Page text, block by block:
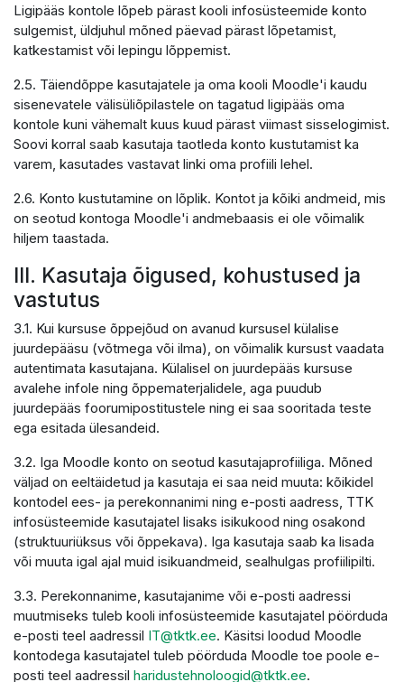
Ligipääs kontole lõpeb pärast kooli infosüsteemide konto
sulgemist, üldjuhul mõned päevad pärast lõpetamist,
katkestamist või lepingu lõppemist.
2.5. Täiendõppe kasutajatele ja oma kooli Moodle'i kaudu
sisenevatele välisüliõpilastele on tagatud ligipääs oma
kontole kuni vähemalt kuus kuud pärast viimast sisselogimist.
Soovi korral saab kasutaja taotleda konto kustutamist ka
varem, kasutades vastavat linki oma profiili lehel.
2.6. Konto kustutamine on lõplik. Kontot ja kõiki andmeid, mis
on seotud kontoga Moodle'i andmebaasis ei ole võimalik
hiljem taastada.
III. Kasutaja õigused, kohustused ja
vastutus
3.1. Kui kursuse õppejõud on avanud kursusel külalise
juurdepääsu (võtmega või ilma), on võimalik kursust vaadata
autentimata kasutajana. Külalisel on juurdepääs kursuse
avalehe infole ning õppematerjalidele, aga puudub
juurdepääs foorumipostitustele ning ei saa sooritada teste
ega esitada ülesandeid.
3.2. Iga Moodle konto on seotud kasutajaprofiiliga. Mõned
väljad on eeltäidetud ja kasutaja ei saa neid muuta: kõikidel
kontodel ees- ja perekonnanimi ning e-posti aadress, TTK
infosüsteemide kasutajatel lisaks isikukood ning osakond
(struktuuriüksus või õppekava). Iga kasutaja saab ka lisada
või muuta igal ajal muid isikuandmeid, sealhulgas profiilipilti.
3.3. Perekonnanime, kasutajanime või e-posti aadressi
muutmiseks tuleb kooli infosüsteemide kasutajatel pöörduda
e-posti teel aadressil IT@tktk.ee. Käsitsi loodud Moodle
kontodega kasutajatel tuleb pöörduda Moodle toe poole e-
posti teel aadressil haridustehnoloogid@tktk.ee.